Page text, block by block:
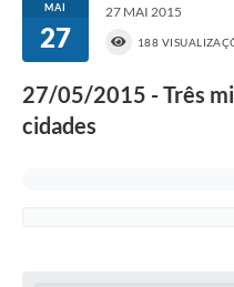
MAI
27
27 MAI 2015
188
27/05/2015 - Três
cidades